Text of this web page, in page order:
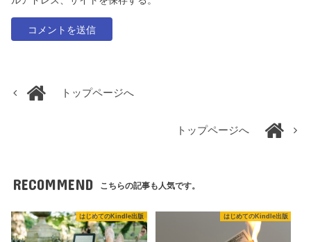
トップページへ
トップページへ
RECOMMEND こちらの記事も人気です。
はじめてのKindle出版 はじめてのKindle出版